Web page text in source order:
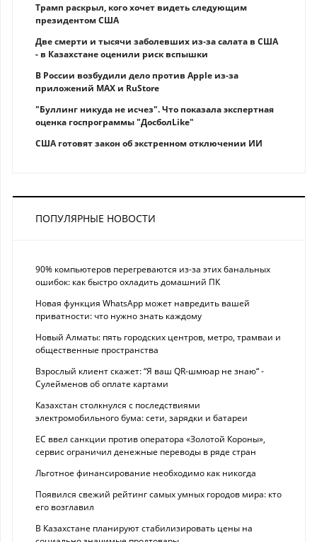
Трамп раскрыл, кого хочет видеть следующим
президентом США
Две смерти и тысячи заболевших из-за салата в США
- в Казахстане оценили риск вспышки
В России возбудили дело против Apple из-за
приложений MAX и RuStore
"Буллинг никуда не исчез". Что показала экспертная
оценка госпрограммы "ДосболLike"
США готовят закон об экстренном отключении ИИ
ПОПУЛЯРНЫЕ НОВОСТИ
90% компьютеров перегреваются из-за этих банальных
ошибок: как быстро охладить домашний ПК
Новая функция WhatsApp может навредить вашей
приватности: что нужно знать каждому
Новый Алматы: пять городских центров, метро, трамваи и
общественные пространства
Взрослый клиент скажет: “Я ваш QR-шмюар не знаю“ -
Сулейменов об оплате картами
Казахстан столкнулся с последствиями
электромобильного бума: сети, зарядки и батареи
ЕС ввел санкции против оператора «Золотой Короны»,
сервис ограничил денежные переводы в ряде стран
Льготное финансирование необходимо как никогда
Появился свежий рейтинг самых умных городов мира: кто
его возглавил
В Казахстане планируют стабилизировать цены на